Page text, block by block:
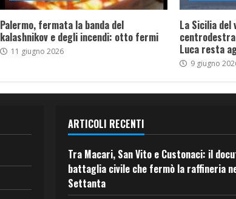
Palermo, fermata la banda del
kalashnikov e degli incendi: otto fermi
11 giugno 2026
La Sicilia
Luca resta
9 giugno
ARTICOLI RECENTI
Tra Macari, San Vito e Custonaci: il
battaglia civile che fermò la raffineria
Settanta